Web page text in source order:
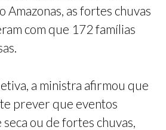
Amazonas, as fortes chuvas
com que 172 famílias
a ministra afirmou que
prever que eventos
ou de fortes chuvas,